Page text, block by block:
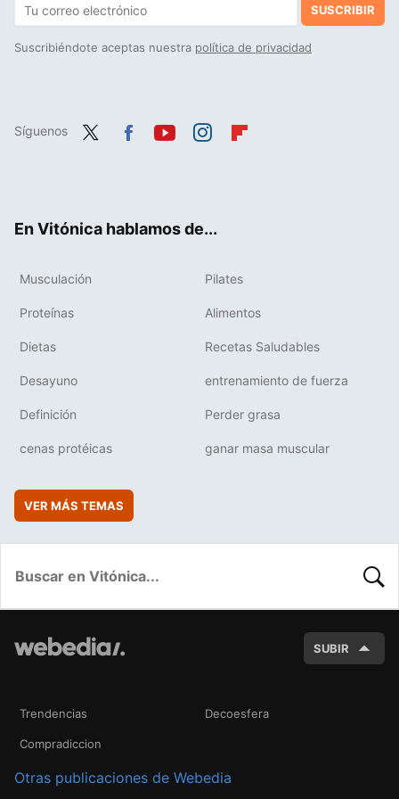
SUSCRIBIR
Suscribiéndote aceptas nuestra política de privacidad
Síguenos
En Vitónica hablamos de...
Musculación Pilates
Proteínas Alimentos
Dietas Recetas Saludables
Desayuno entrenamiento de fuerza
Definición Perder grasa
cenas protéicas ganar masa muscular
VER MÁS TEMAS
SUBIR
Trendencias Decoesfera
Compradiccion
Otras publicaciones de Webedia